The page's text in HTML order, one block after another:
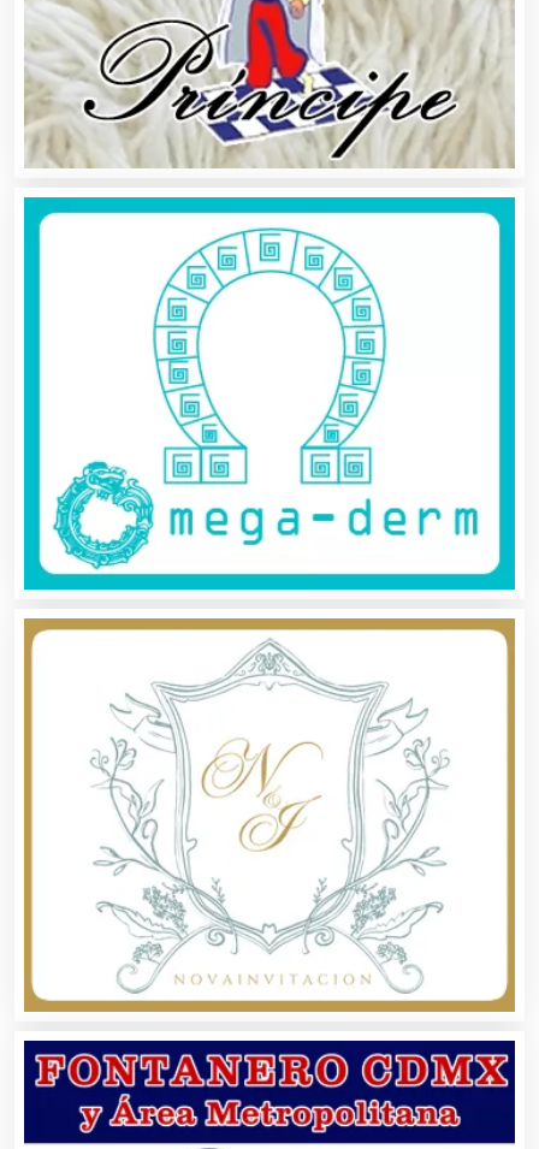
Almacenaje
Alquiler de Autos
Alquiler de Equipos para Fiestas
Alquiler de Sillas y Mesas
Alquiler de Trajes de Etiqueta
Alta Costura
Aluminio
Ambulancias
Análisis Clínicos
Análisis de Aguas
Animadores de Eventos
Aparatos y Equipos Eléctricos
Artes Gráficas